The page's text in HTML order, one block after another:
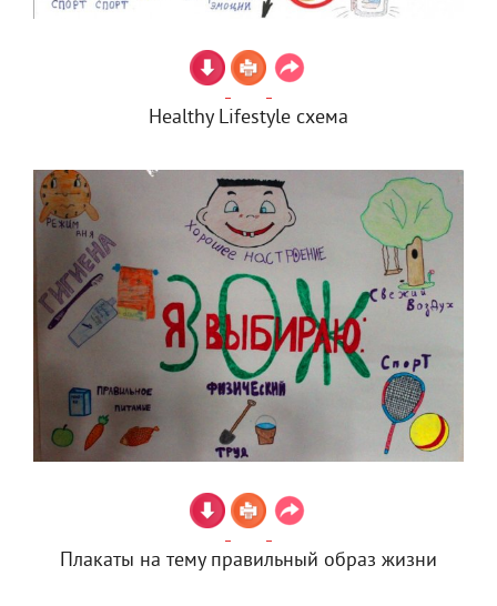
Healthy Lifestyle схема
Плакаты на тему правильный образ жизни